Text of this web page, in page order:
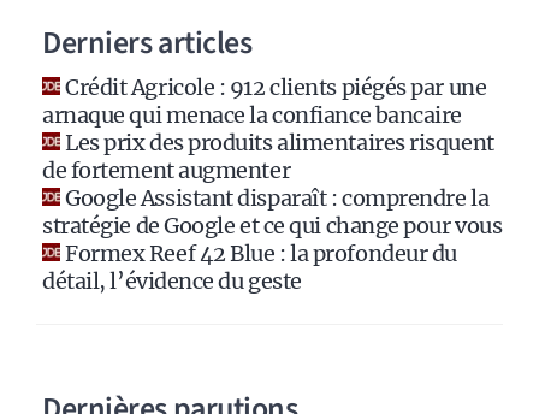
Derniers articles
Crédit Agricole : 912 clients piégés par une
arnaque qui menace la confiance bancaire
Les prix des produits alimentaires risquent
de fortement augmenter
Google Assistant disparaît : comprendre la
stratégie de Google et ce qui change pour vous
Formex Reef 42 Blue : la profondeur du
détail, l’évidence du geste